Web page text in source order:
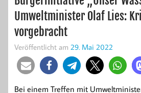
Umweltminister Olaf Lies:
vorgebracht
Veröffentlicht am 29. Mai 2022
Bei einem Treffen mit